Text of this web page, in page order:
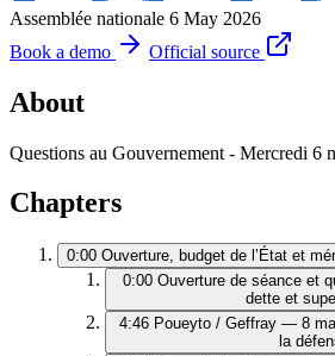
Assemblée nationale 6 May 2026
Book a demo
Official source
About
Questions au Gouvernement - Mercredi 6
Chapters
0:00 Ouverture, budget de l’État et
0:00 Ouverture de séance et
dette et
4:46 Poueyto / Geffray — 8
la